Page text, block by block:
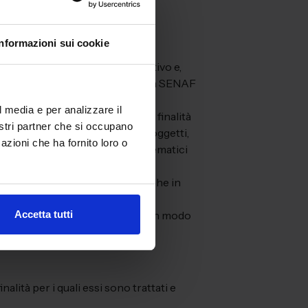
sui cookie
e per analizzare il
partner che si occupano
che ha fornito loro o
Accetta tutti
stessi.
o altro organo amministrativo e,
e/o gli Incaricati designati da SENAF
o servizi strumentali alle finalità
partecipate e/o collegate; soggetti,
strumenti elettronici e/o telematici
dalla normativa vigente, anche in
Commissione, è effettuato in modo
per i quali essi sono trattati e